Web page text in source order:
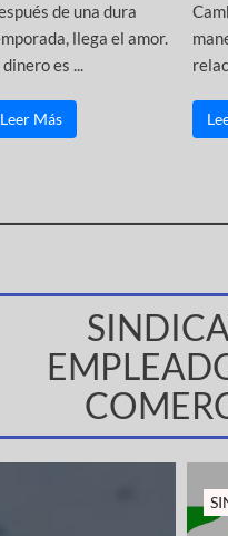
de una dura
llega el amor.
dinero es ...
Leer Más